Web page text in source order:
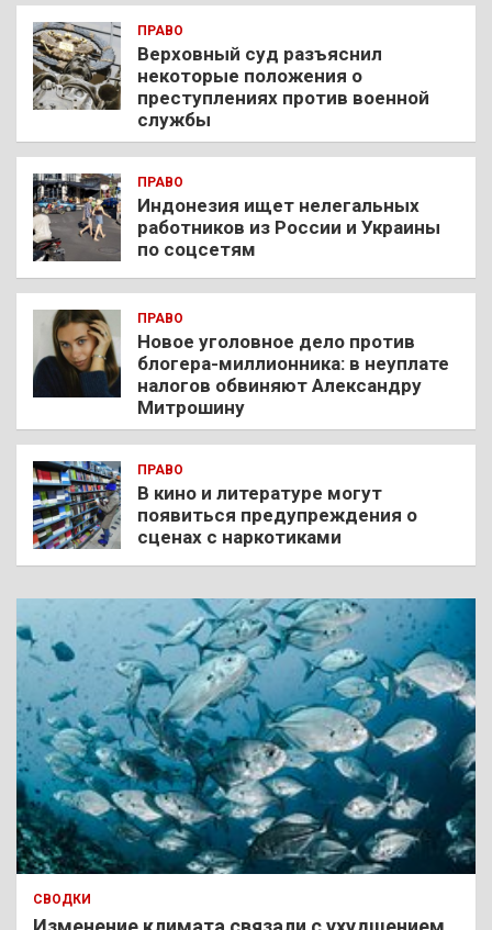
ПРАВО
Верховный суд разъяснил
некоторые положения о
преступлениях против военной
службы
ПРАВО
Индонезия ищет нелегальных
работников из России и Украины
по соцсетям
ПРАВО
Новое уголовное дело против
блогера-миллионника: в неуплате
налогов обвиняют Александру
Митрошину
ПРАВО
В кино и литературе могут
появиться предупреждения о
сценах с наркотиками
СВОДКИ